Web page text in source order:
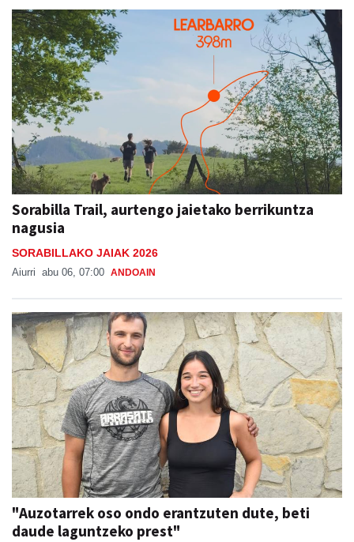
Sorabilla Trail, aurtengo jaietako berrikuntza
nagusia
SORABILLAKO JAIAK 2026
Aiurri abu 06, 07:00 ANDOAIN
"Auzotarrek oso ondo erantzuten dute, beti
daude laguntzeko prest"